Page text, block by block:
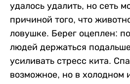
удалось удалить, но сеть
причиной того, что
ловушке. Берег оцеплен:
людей держаться
усиливать стресс кита.
возможное, но в холодном